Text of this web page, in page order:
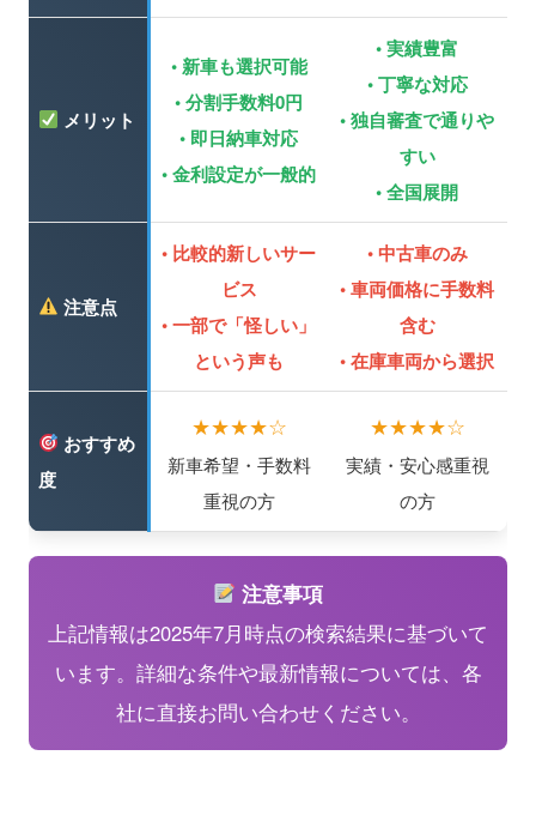
メリット
• 新車も選択可能
• 分割手数料0円
• 即日納車対応
• 金利設定が一般的
• 実績豊富
• 丁寧な対応
• 独自審査で通りや
すい
• 全国展開
注意点
• 比較的新しいサー
ビス
• 一部で「怪しい」
という声も
• 中古車のみ
• 車両価格に手数料
含む
• 在庫車両から選択
おすすめ
度
★★★★☆
新車希望・手数料
重視の方
★★★★☆
実績・安心感重視
の方
注意事項
上記情報は2025年7月時点の検索結果に基づいて
います。詳細な条件や最新情報については、各
社に直接お問い合わせください。